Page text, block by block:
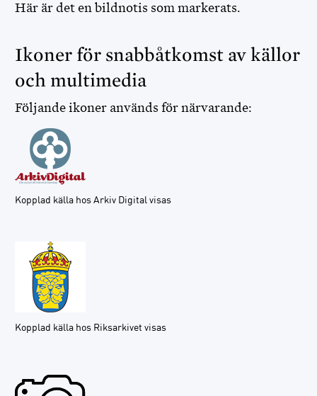
Här är det en bildnotis som markerats.
Ikoner för snabbåtkomst av källor
och multimedia
Följande ikoner används för närvarande:
Kopplad källa hos Arkiv Digital visas
Kopplad källa hos Riksarkivet visas